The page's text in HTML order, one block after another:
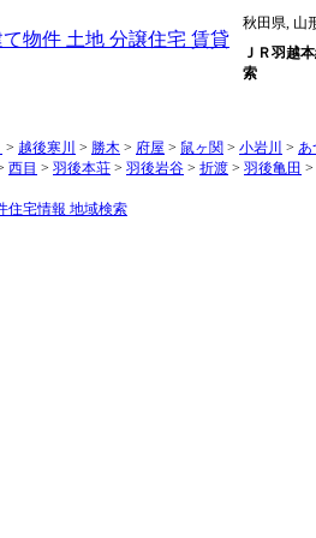
秋田県, 山
ＪＲ羽越
索
> 越後寒川 > 勝木 > 府屋 > 鼠ヶ関 > 小岩川 > あ
西目 > 羽後本荘 > 羽後岩谷 > 折渡 > 羽後亀田 >
住宅情報 地域検索